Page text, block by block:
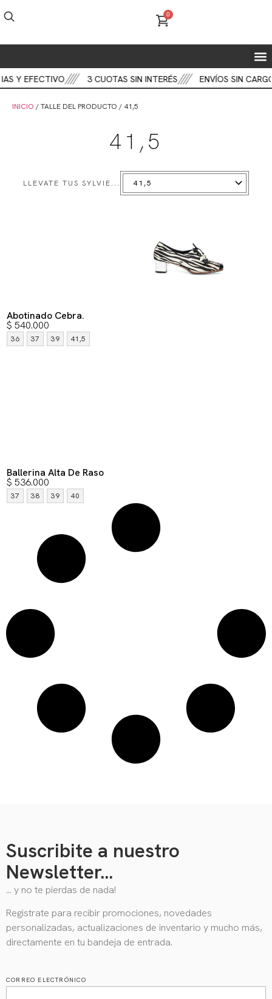
0
EFECTIVO 3 CUOTAS SIN INTERÉS ENVÍOS SIN CARGO
INICIO / TALLE DEL PRODUCTO / 41,5
41,5
LLEVATE TUS SYLVIE...
Abotinado Cebra.
$ 540.000
36 37 39 41,5
Ballerina Alta De Raso
$ 536.000
37 38 39 40
Suscribite a nuestro
Newsletter...
… y no te pierdas de nada!
Registrate para recibir promociones, novedades
personalizadas, actualizaciones de inventario y mucho más,
directamente en tu bandeja de entrada.
CORREO ELECTRÓNICO